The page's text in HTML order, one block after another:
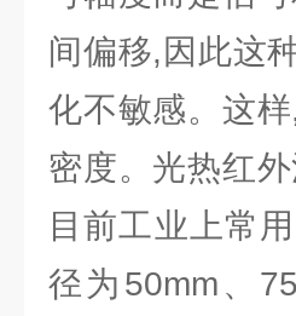
间偏移,因此这
化不敏感。这
密度。光热红
目前工业上常
径为50mm、